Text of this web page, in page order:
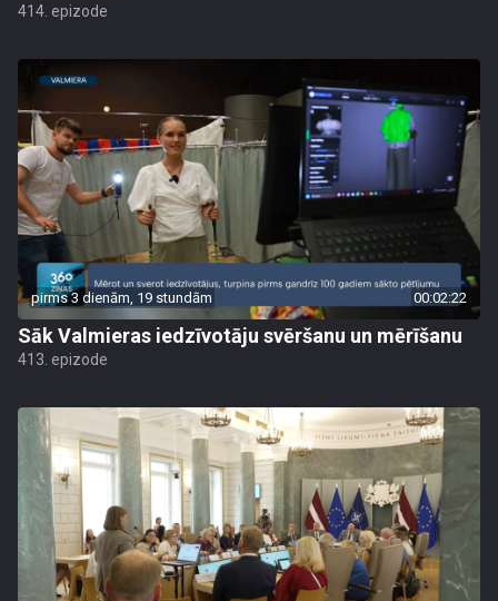
414. epizode
pirms 3 dienām, 19 stundām 00:02:22
Sāk Valmieras iedzīvotāju svēršanu un mērīšanu
413. epizode